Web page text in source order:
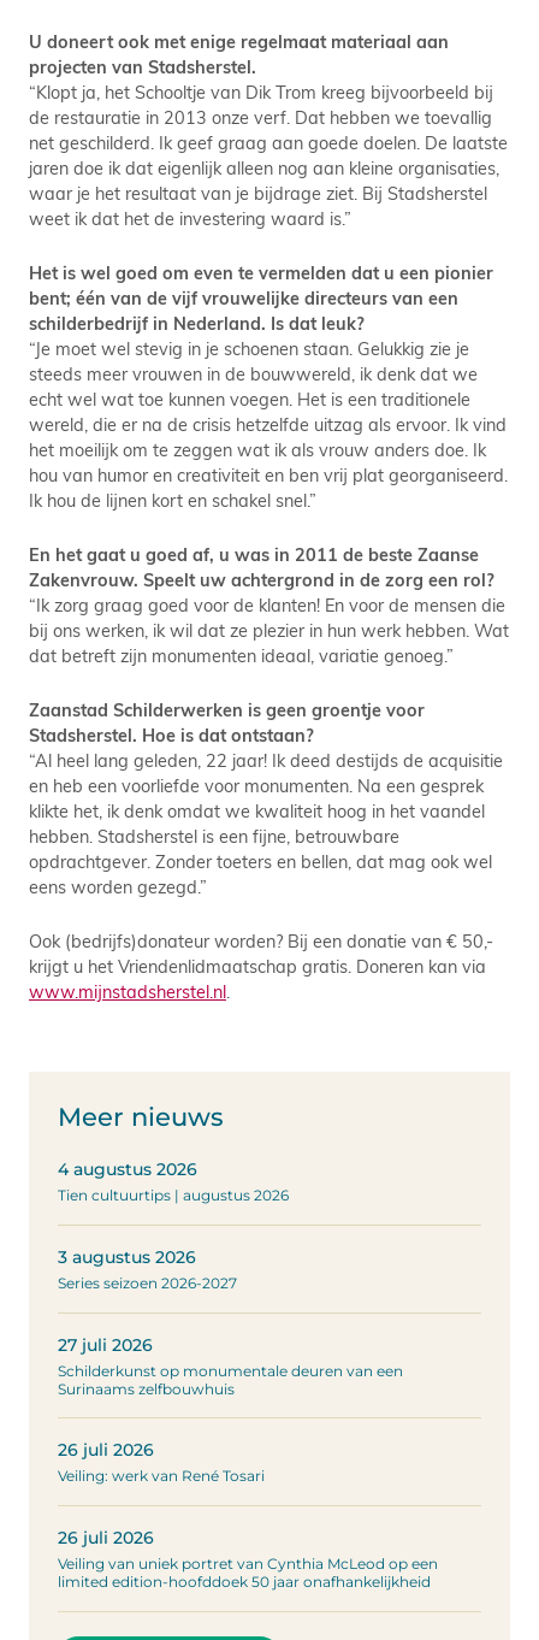
U doneert ook met enige regelmaat materiaal aan
projecten van Stadsherstel.
“Klopt ja, het Schooltje van Dik Trom kreeg bijvoorbeeld bij
de restauratie in 2013 onze verf. Dat hebben we toevallig
net geschilderd. Ik geef graag aan goede doelen. De laatste
jaren doe ik dat eigenlijk alleen nog aan kleine organisaties,
waar je het resultaat van je bijdrage ziet. Bij Stadsherstel
weet ik dat het de investering waard is.”
Het is wel goed om even te vermelden dat u een pionier
bent; één van de vijf vrouwelijke directeurs van een
schilderbedrijf in Nederland. Is dat leuk?
“Je moet wel stevig in je schoenen staan. Gelukkig zie je
steeds meer vrouwen in de bouwwereld, ik denk dat we
echt wel wat toe kunnen voegen. Het is een traditionele
wereld, die er na de crisis hetzelfde uitzag als ervoor. Ik vind
het moeilijk om te zeggen wat ik als vrouw anders doe. Ik
hou van humor en creativiteit en ben vrij plat georganiseerd.
Ik hou de lijnen kort en schakel snel.”
En het gaat u goed af, u was in 2011 de beste Zaanse
Zakenvrouw. Speelt uw achtergrond in de zorg een rol?
“Ik zorg graag goed voor de klanten! En voor de mensen die
bij ons werken, ik wil dat ze plezier in hun werk hebben. Wat
dat betreft zijn monumenten ideaal, variatie genoeg.”
Zaanstad Schilderwerken is geen groentje voor
Stadsherstel. Hoe is dat ontstaan?
“Al heel lang geleden, 22 jaar! Ik deed destijds de acquisitie
en heb een voorliefde voor monumenten. Na een gesprek
klikte het, ik denk omdat we kwaliteit hoog in het vaandel
hebben. Stadsherstel is een fijne, betrouwbare
opdrachtgever. Zonder toeters en bellen, dat mag ook wel
eens worden gezegd.”
Ook (bedrijfs)donateur worden? Bij een donatie van € 50,-
krijgt u het Vriendenlidmaatschap gratis. Doneren kan via
www.mijnstadsherstel.nl.
Meer nieuws
4 augustus 2026
Tien cultuurtips | augustus 2026
3 augustus 2026
Series seizoen 2026-2027
27 juli 2026
Schilderkunst op monumentale deuren van een
Surinaams zelfbouwhuis
26 juli 2026
Veiling: werk van René Tosari
26 juli 2026
Veiling van uniek portret van Cynthia McLeod op een
limited edition-hoofddoek 50 jaar onafhankelijkheid